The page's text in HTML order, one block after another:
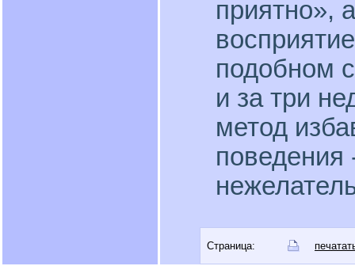
приятно»,
подобном
и за три
метод
поведения
Страница: